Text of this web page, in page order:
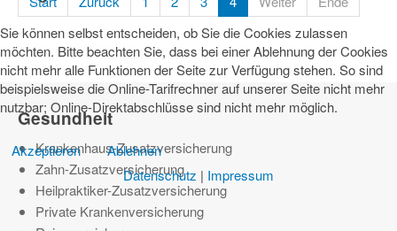
Gesundheit
Krankenhaus-Zusatzversicherung
Zahn-Zusatzversicherung
Heilpraktiker-Zusatzversicherung
Private Krankenversicherung
Sie können selbst entscheiden, ob Sie die Cookies zulassen
möchten. Bitte beachten Sie, dass bei einer Ablehnung der Cookies
nicht mehr alle Funktionen der Seite zur Verfügung stehen. So sind
beispielsweise die Online-Tarifrechner auf unserer Seite nicht mehr
nutzbar; Online-Direktabschlüsse sind nicht mehr möglich.
Akzeptieren
Ablehnen
Datenschutz | Impressum